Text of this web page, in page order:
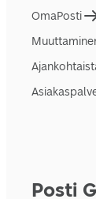
OmaPosti
Posti